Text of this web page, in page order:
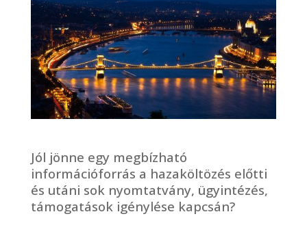
Jól jönne egy megbízható
információforrás a hazaköltözés előtti
és utáni sok nyomtatvány, ügyintézés,
támogatások igénylése kapcsán?